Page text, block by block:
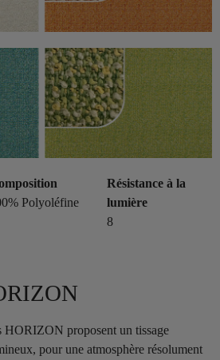
Polyoléfine
Résistance à la
lumière
8
HORIZON proposent un tissage
pour une atmosphère résolument